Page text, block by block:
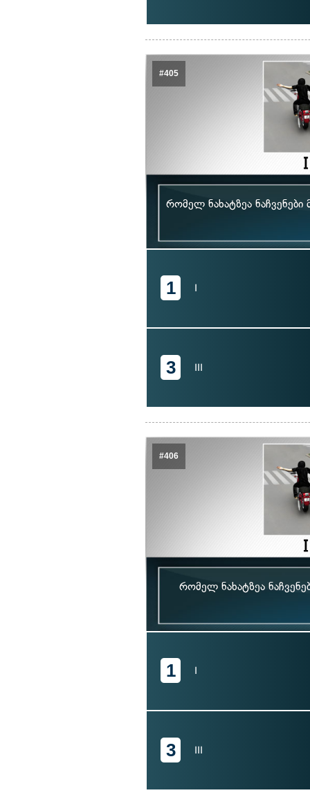
#405
რომელ ნახატზეა
1 I
3 III
#406
რომელ ნახატზეა
1 I
3 III